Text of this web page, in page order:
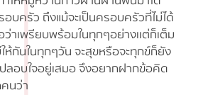
บครัว ถึงแม้จะเป็นครอบครัวที่ไม่ได้
าเพรียบพร้อมในทุกๆอย่างเเต่ก็เต็ม
ห้กันในทุกๆวัน จะสุขหรือจะทุกข์ก็ยัง
อบใจอยู่เสมอ จึงอยากฝากข้อคิด
นว่า